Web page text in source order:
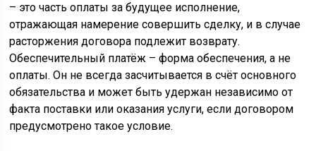
– это часть оплаты за будущее исполнение,
отражающая намерение совершить сделку, и в случае
расторжения договора подлежит возврату.
Обеспечительный платёж – форма обеспечения, а не
оплаты. Он не всегда засчитывается в счёт основного
обязательства и может быть удержан независимо от
факта поставки или оказания услуги, если договором
предусмотрено такое условие.